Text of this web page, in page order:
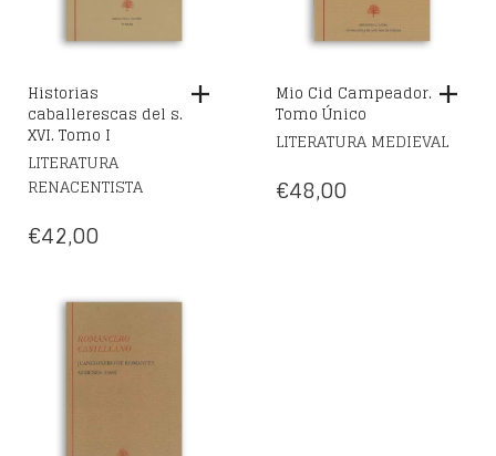
Historias
caballerescas del s.
XVI. Tomo I
LITERATURA
RENACENTISTA
€42,00
Mio Cid Campeador.
Tomo Único
LITERATURA MEDIEVAL
€48,00